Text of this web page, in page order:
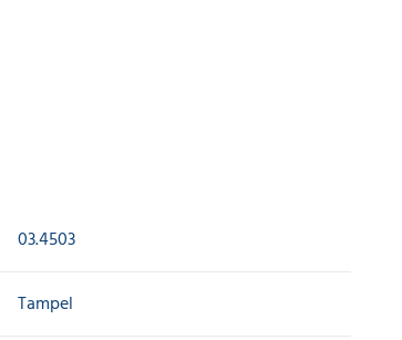
03.4503
Tampel